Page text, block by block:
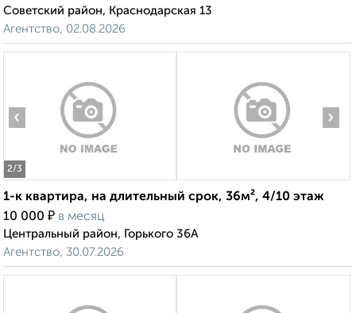
Советский район, Краснодарская 13
Агентство, 02.08.2026
2/3
‹ ›
1-к квартира, на длительный срок, 36м², 4/10 этаж
10 000 ₽ в месяц
Центральный район, Горького 36А
Агентство, 30.07.2026